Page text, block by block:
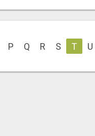
P Q R S T U